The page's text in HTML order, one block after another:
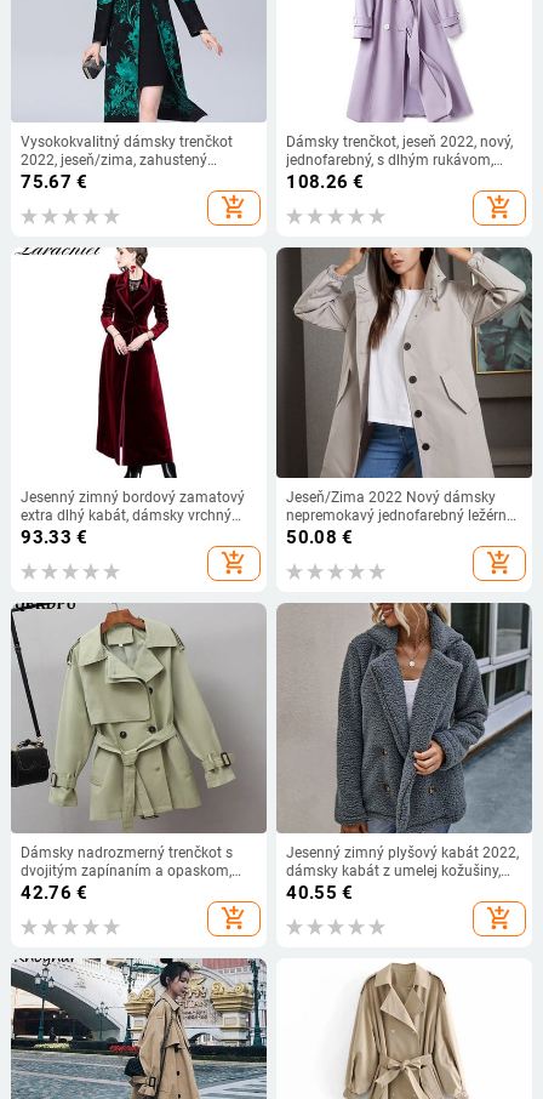
Vysokokvalitný dámsky trenčkot
2022, jeseň/zima, zahustený
vyšívaný dlhý vetrovka, kabát pre
matky stredného veku, veľkosť 6XL
75.67 €
add_shopping_cart
Dámsky trenčkot, jeseň 2022, nový,
jednofarebný, s dlhým rukávom,
vetrovka, dámske vrchné oblečenie,
elegantná gabardína, veľkosť 4XL
108.26 €
add_shopping_cart
Jesenný zimný bordový zamatový
extra dlhý kabát, dámsky vrchný
kabát s vrúbkovaným golierom,
vintage hrubý maxi kabát po členky
93.33 €
add_shopping_cart
Jeseň/Zima 2022 Nový dámsky
nepremokavý jednofarebný ležérny
voľný dlhý vetrovka pre ženy,
50.08 €
add_shopping_cart
Dámsky nadrozmerný trenčkot s
dvojitým zapínaním a opaskom,
stredne dlhý, trendy, gabardinový,
ležérny, s podšívkou, s opaskom,
2022
42.76 €
add_shopping_cart
Jesenný zimný plyšový kabát 2022,
dámsky kabát z umelej kožušiny,
nadrozmerná plyšová bunda,
dámske vrchné oblečenie, hrubý
teplý plyšový kabát
40.55 €
add_shopping_cart